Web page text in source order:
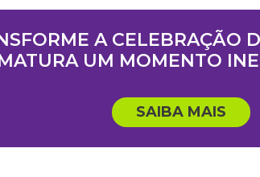
A CELEBRAÇÃO
UM MOMENTO
SAIBA MAIS